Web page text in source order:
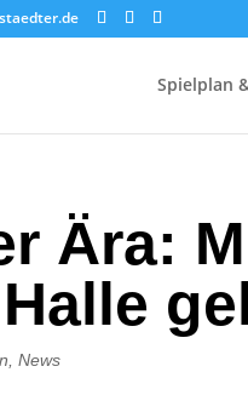
Spielplan
Ära:
News